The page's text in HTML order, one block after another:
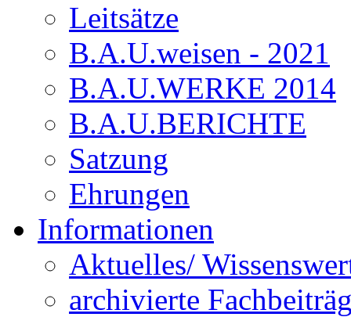
Leitsätze
B.A.U.weisen - 2021
B.A.U.WERKE 2014
B.A.U.BERICHTE
Satzung
Ehrungen
Informationen
Aktuelles/
archivierte